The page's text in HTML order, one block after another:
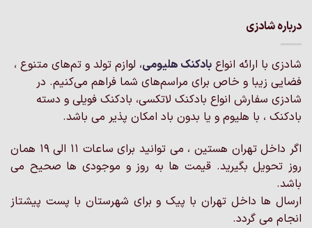
درباره شادزی
شادزی با ارائه انواع بادکنک‌ هلیومی، لوازم تولد و تم‌های متنوع ،
فضایی زیبا و خاص برای مراسم‌های شما فراهم می‌کنیم. در
شادزی سفارش انواع بادکنک لاتکسی، بادکنک فویلی و دسته
بادکنک ، با هلیوم و یا بدون باد امکان پذیر می باشد.
اگر داخل تهران هستین ، می توانید برای ساعات 11 الی 19 همان
روز تحویل بگیرید. قیمت ها به روز و موجودی ها صحیح می
باشد.
ارسال ها داخل تهران با پیک و برای شهرستان با پست پیشتاز
انجام می گردد.